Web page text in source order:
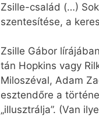
Zsille-család (…)
szentesítése, a
Zsille Gábor
tán Hopkins vagy
Miloszéval, Adam
esztendőre a
„illusztrálja”. (Van